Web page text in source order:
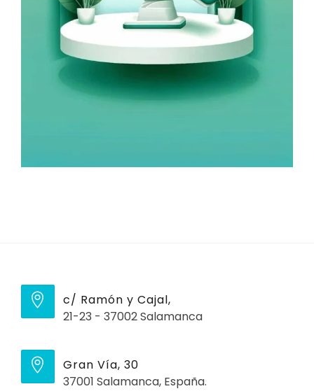
c/ Ramón y Cajal,
21-23 - 37002 Salamanca
Gran Vía, 30
37001 Salamanca, España.